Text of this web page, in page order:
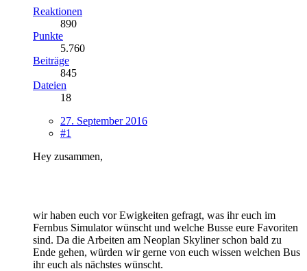
Reaktionen
890
Punkte
5.760
Beiträge
845
Dateien
18
27. September 2016
#1
Hey zusammen,
wir haben euch vor Ewigkeiten gefragt, was ihr euch im
Fernbus Simulator wünscht und welche Busse eure Favoriten
sind. Da die Arbeiten am Neoplan Skyliner schon bald zu
Ende gehen, würden wir gerne von euch wissen welchen Bus
ihr euch als nächstes wünscht.